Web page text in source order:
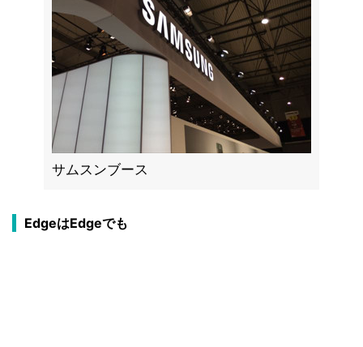
サムスンブース
EdgeはEdgeでも